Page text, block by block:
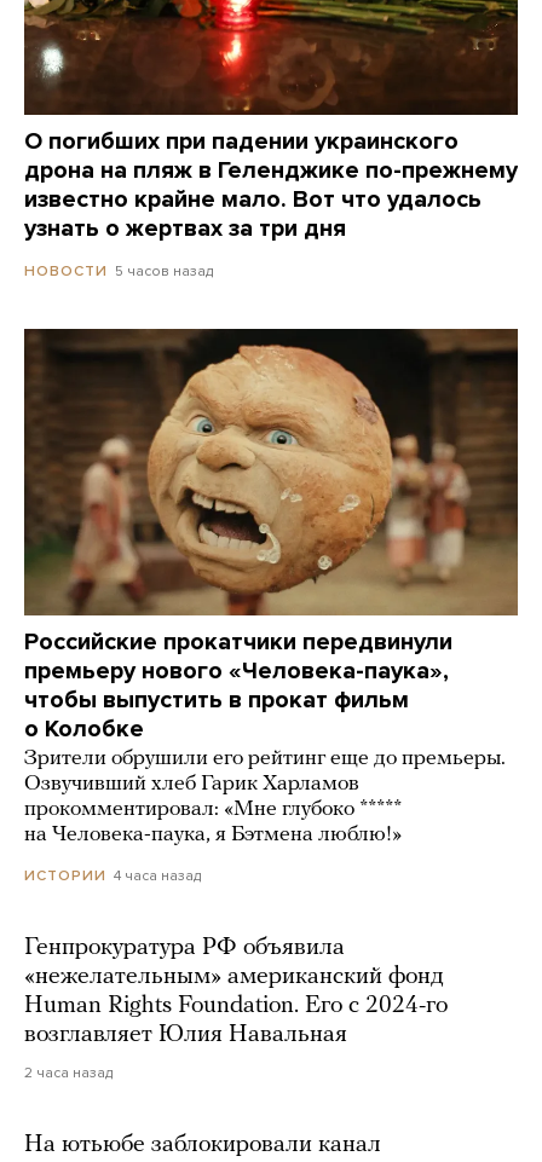
О погибших при падении украинского
дрона на пляж в Геленджике по-прежнему
известно крайне мало. Вот что удалось
узнать о жертвах за три дня
НОВОСТИ 5 часов назад
Российские прокатчики передвинули
премьеру нового «Человека-паука»,
чтобы выпустить в прокат фильм
о Колобке
Зрители обрушили его рейтинг еще до премьеры.
Озвучивший хлеб Гарик Харламов
прокомментировал: «Мне глубоко *****
на Человека-паука, я Бэтмена люблю!»
ИСТОРИИ 4 часа назад
Генпрокуратура РФ объявила
«нежелательным» американский фонд
Human Rights Foundation. Его с 2024-го
возглавляет Юлия Навальная
2 часа назад
На ютьюбе заблокировали канал